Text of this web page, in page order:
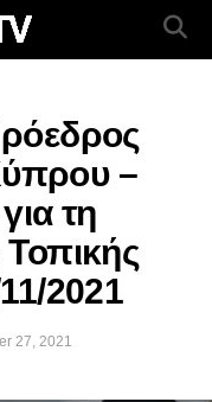
–
τη
2021
27, 2021